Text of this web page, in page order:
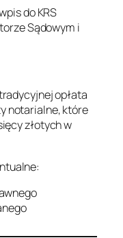
do KRS
Sądowym i
opłata
notarialne, które
złotych w